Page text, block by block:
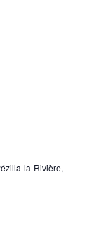
la-Rivière,